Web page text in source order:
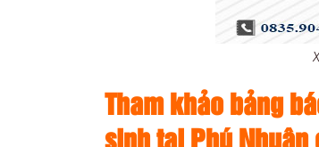
Tham khảo bảng
sinh tại Phú Nhuận